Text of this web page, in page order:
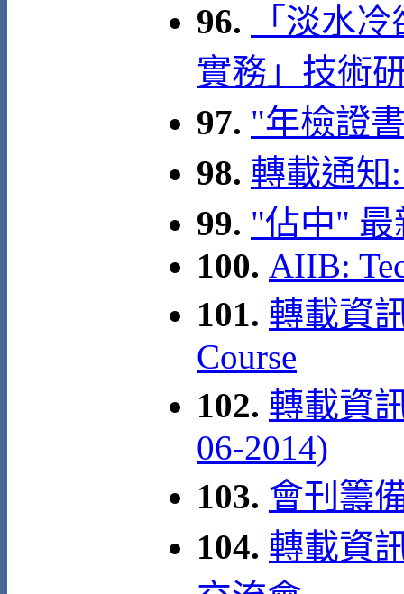
96.
「淡水
實務」技術
97. "年檢證
98. 轉載通知
99. "佔中" 最
100. AIIB:
101. 轉載資
Course
102. 轉載資
06-2014)
103. 會刊籌
104. 轉載資